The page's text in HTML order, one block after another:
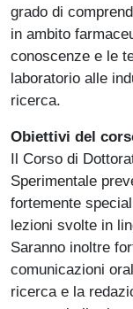
grado di
in ambito
conoscenze e le
laboratorio alle
ricerca.
Obiettivi del
Il Corso di
Sperimentale
fortemente
lezioni svolte in
Saranno inoltre
comunicazioni
ricerca e la